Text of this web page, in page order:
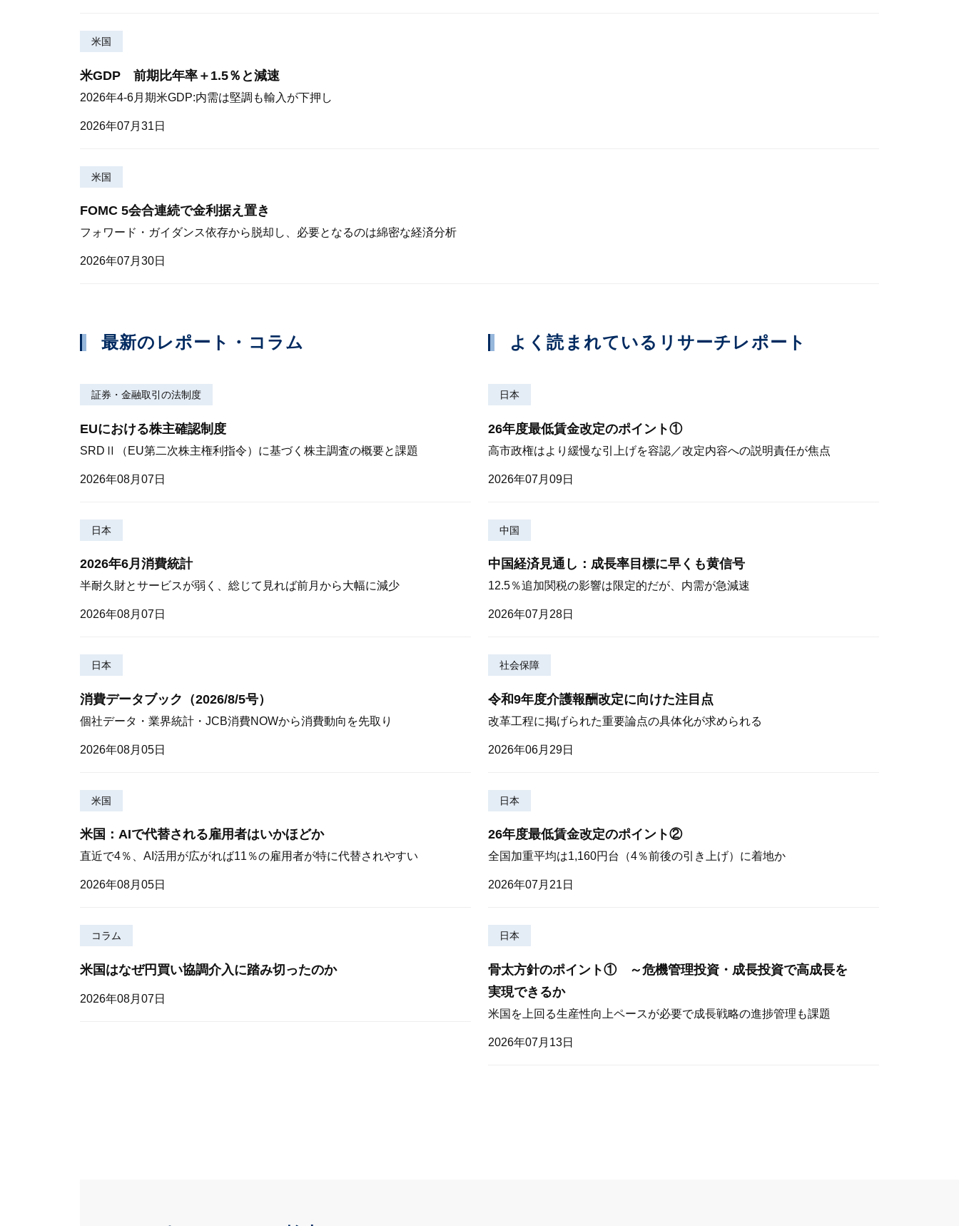
米国
米GDP 前期比年率＋1.5％と減速
2026年4-6月期米GDP:内需は堅調も輸入が下押し
2026年07月31日
米国
FOMC 5会合連続で金利据え置き
フォワード・ガイダンス依存から脱却し、必要となるのは綿密な経済分析
2026年07月30日
最新のレポート・コラム
証券・金融取引の法制度
EUにおける株主確認制度
SRDⅡ（EU第二次株主権利指令）に基づく株主調査の概要と課題
2026年08月07日
日本
2026年6月消費統計
半耐久財とサービスが弱く、総じて見れば前月から大幅に減少
2026年08月07日
日本
消費データブック（2026/8/5号）
個社データ・業界統計・JCB消費NOWから消費動向を先取り
2026年08月05日
米国
米国：AIで代替される雇用者はいかほどか
直近で4％、AI活用が広がれば11％の雇用者が特に代替されやすい
2026年08月05日
コラム
米国はなぜ円買い協調介入に踏み切ったのか
2026年08月07日
よく読まれているリサーチレポート
日本
26年度最低賃金改定のポイント①
高市政権はより緩慢な引上げを容認／改定内容への説明責任が焦点
2026年07月09日
中国
中国経済見通し：成長率目標に早くも黄信号
12.5％追加関税の影響は限定的だが、内需が急減速
2026年07月28日
社会保障
令和9年度介護報酬改定に向けた注目点
改革工程に掲げられた重要論点の具体化が求められる
2026年06月29日
日本
26年度最低賃金改定のポイント②
全国加重平均は1,160円台（4％前後の引き上げ）に着地か
2026年07月21日
日本
骨太方針のポイント① ～危機管理投資・成長投資で高成長を
実現できるか
米国を上回る生産性向上ペースが必要で成長戦略の進捗管理も課題
2026年07月13日